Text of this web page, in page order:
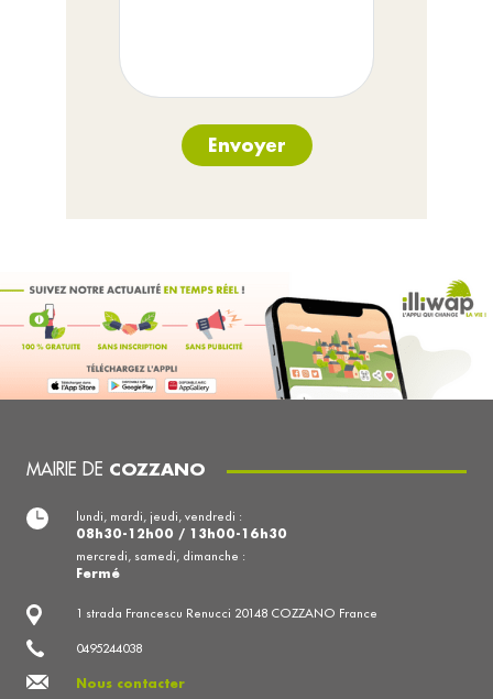
Envoyer
MAIRIE DE COZZANO
1 strada Francescu Renucci 20148 COZZANO France
0495244038
Nous contacter
lundi, mardi, jeudi, vendredi :
08h30-12h00 / 13h00-16h30
mercredi, samedi, dimanche :
Fermé